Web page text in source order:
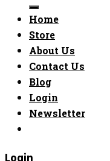
for:
Home
Store
About Us
Contact Us
Blog
Login
Newsletter